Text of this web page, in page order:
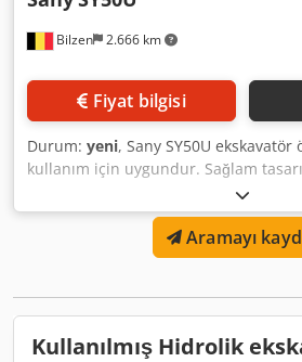
Bilzen 2.666 km
Fiyat bilgisi
Durum: yeni, Sany SY50U
kullanım için uygundur. Sağlam
performans verileri, bu makineyi tüm
projeleri için ideal hale getirir. -
motor - Verimli, güçlü hidrolik yük
göstergeler ve geniş, yüksek
Dcedpsglp Nfjfx Aqvjk - Sany beş yıl
Aramayı
Kullanılmış Hidrolik